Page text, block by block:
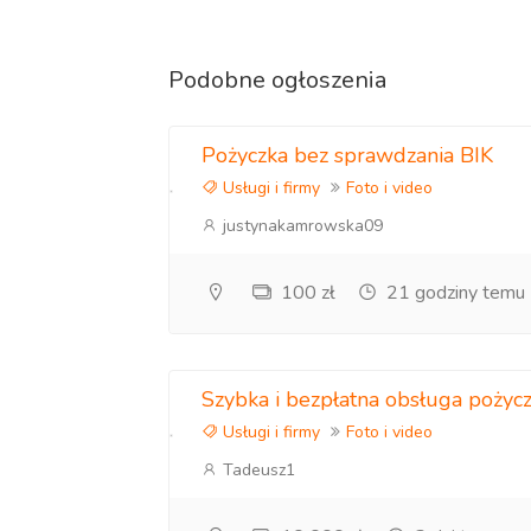
wykonać Twój indywidualny projekt z
• Posiadam niezbędne uprawnienia
Cywilnego oraz ubezpieczenie komercyjne
Odwiedź mój Instagram oraz Facebook i
www.instagram.com/skyview_poland/
Pokaż się z innej perspektywy i wyróżnij na
Każde zlecenie jest wyceniane
szczegóły realizacji.
Podobne ogłoszenia
Pożyczka bez sprawdzania BIK
Usługi i firmy
Foto i video
justynakamrowska09
100 zł 21 godziny temu
Szybka i bezpłatna obsługa
Usługi i firmy
Foto i video
Tadeusz1